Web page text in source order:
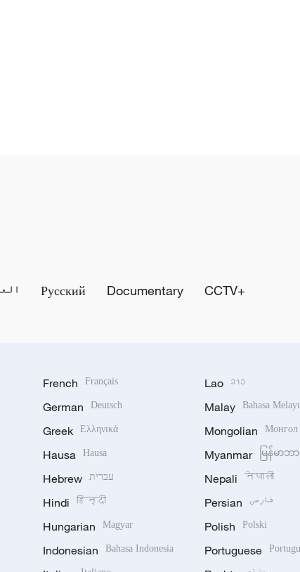
Русский Documentary CCTV+
French Français
German Deutsch
Greek Ελληνικά
Hausa Hausa
Hebrew עברית
Hindi हिन्दी
Hungarian Magyar
Indonesian Bahasa Indonesia
Lao ລາວ
Malay Bahasa
Mongolian Монгол
Myanmar မြန်မာဘ
Nepali नेपाली
Persian فارسی
Polish Polski
Portuguese